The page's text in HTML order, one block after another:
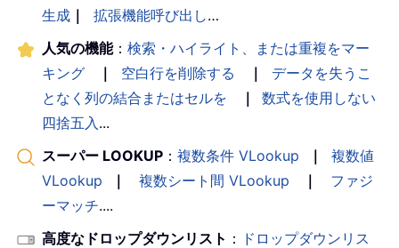
生成 ｜ 拡張機能呼び出し…
人気の機能： 検索・ハイライト、または重複をマー
キング
｜ 空白行を削除する ｜
データを失うこ
となく列の結合またはセルを
｜
数式を使用しない
四捨五入 ...
スーパー LOOKUP ： 複数条件 VLookup ｜
複数値
VLookup
｜ 複数シート間 VLookup ｜
ファジ
ーマッチ....
高度なドロップダウンリスト ： ドロップダウンリス